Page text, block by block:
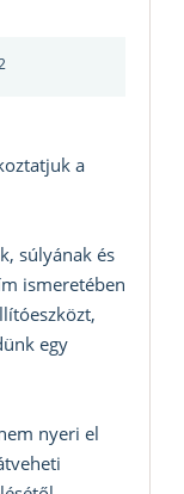
a
súlyának és
ismeretében
egy
nyeri el